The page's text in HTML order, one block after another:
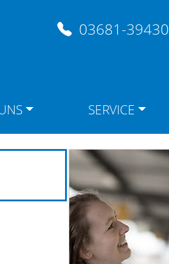
03681-39430
SERVICE